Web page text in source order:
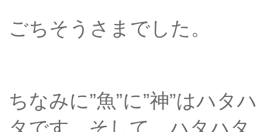
ごちそうさまでした。
ちなみに”魚”に”神”はハタハ